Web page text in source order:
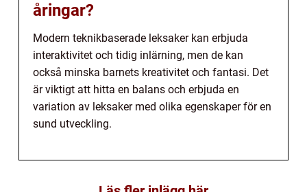
åringar?
Modern teknikbaserade leksaker kan erbjuda
interaktivitet och tidig inlärning, men de kan
också minska barnets kreativitet och fantasi. Det
är viktigt att hitta en balans och erbjuda en
variation av leksaker med olika egenskaper för en
sund utveckling.